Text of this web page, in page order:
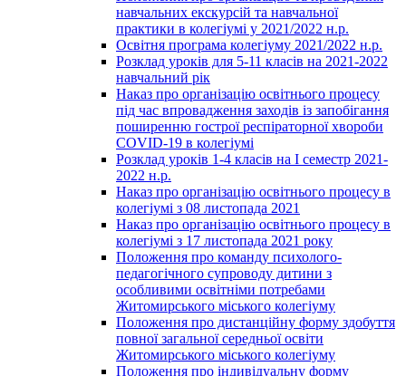
навчальних екскурсій та навчальної
практики в колегіумі у 2021/2022 н.р.
Освітня програма колегіуму 2021/2022 н.р.
Розклад уроків для 5-11 класів на 2021-2022
навчальний рік
Наказ про організацію освітнього процесу
під час впровадження заходів із запобігання
поширенню гострої респіраторної хвороби
COVID-19 в колегіумі
Розклад уроків 1-4 класів на І семестр 2021-
2022 н.р.
Наказ про організацію освітнього процесу в
колегіумі з 08 листопада 2021
Наказ про організацію освітнього процесу в
колегіумі з 17 листопада 2021 року
Положення про команду психолого-
педагогічного супроводу дитини з
особливими освітніми потребами
Житомирського міського колегіуму
Положення про дистанційну форму здобуття
повної загальної середньої освіти
Житомирського міського колегіуму
Положення про індивідуальну форму